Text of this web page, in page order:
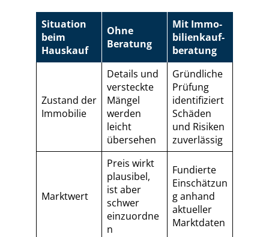
Situation
beim
Hauskauf
Ohne
Beratung
Mit Im­mo­
bi­li­en­kauf­
be­ra­tung
Zustand der
Immobilie
Details und
versteckte
Mängel
werden
leicht
übersehen
Gründliche
Prüfung
identifiziert
Schäden
und Risiken
zuverlässig
Marktwert
Preis wirkt
plausibel,
ist aber
schwer
einzuordne
n
Fundierte
Einschätzun
g anhand
aktueller
Marktdaten